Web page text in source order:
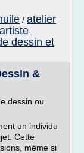
/ atelier
dessin et
&
dessin ou
un individu
Cette
même si